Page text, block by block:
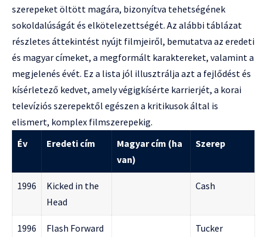
szerepeket öltött magára, bizonyítva tehetségének
sokoldalúságát és elkötelezettségét. Az alábbi táblázat
részletes áttekintést nyújt filmjeiről, bemutatva az eredeti
és magyar címeket, a megformált karaktereket, valamint a
megjelenés évét. Ez a lista jól illusztrálja azt a fejlődést és
kísérletező kedvet, amely végigkísérte karrierjét, a korai
televíziós szerepektől egészen a kritikusok által is
elismert, komplex filmszerepekig.
Év
Eredeti cím
Magyar cím (ha
van)
Szerep
1996
Kicked in the
Head
Cash
1996
Flash Forward
Tucker